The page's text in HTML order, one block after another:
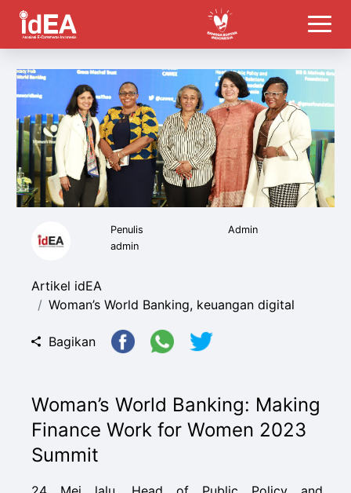
Penulis
Admin
admin
Artikel idEA
Woman’s World Banking, keuangan digital
Bagikan
Woman’s World Banking: Making
Finance Work for Women 2023
Summit